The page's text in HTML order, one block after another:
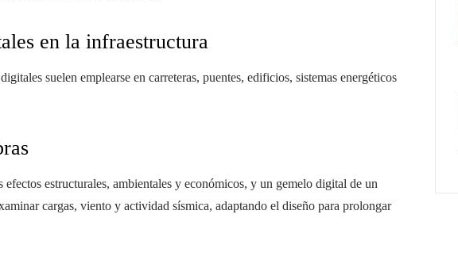
en la infraestructura
suelen emplearse en carreteras, puentes, edificios, sistemas energéticos
estructurales, ambientales y económicos, y un gemelo digital de un
cargas, viento y actividad sísmica, adaptando el diseño para prolongar